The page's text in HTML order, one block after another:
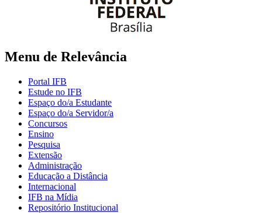
Menu de Relevância
Portal IFB
Estude no IFB
Espaço do/a Estudante
Espaço do/a Servidor/a
Concursos
Ensino
Pesquisa
Extensão
Administração
Educação a Distância
Internacional
IFB na Mídia
Repositório Institucional